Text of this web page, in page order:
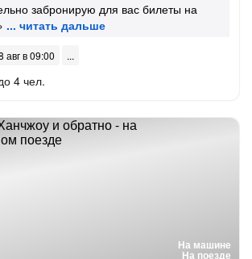
забронирую для вас билеты на
авг в 09:00
4 чел.
На машине
На поезде